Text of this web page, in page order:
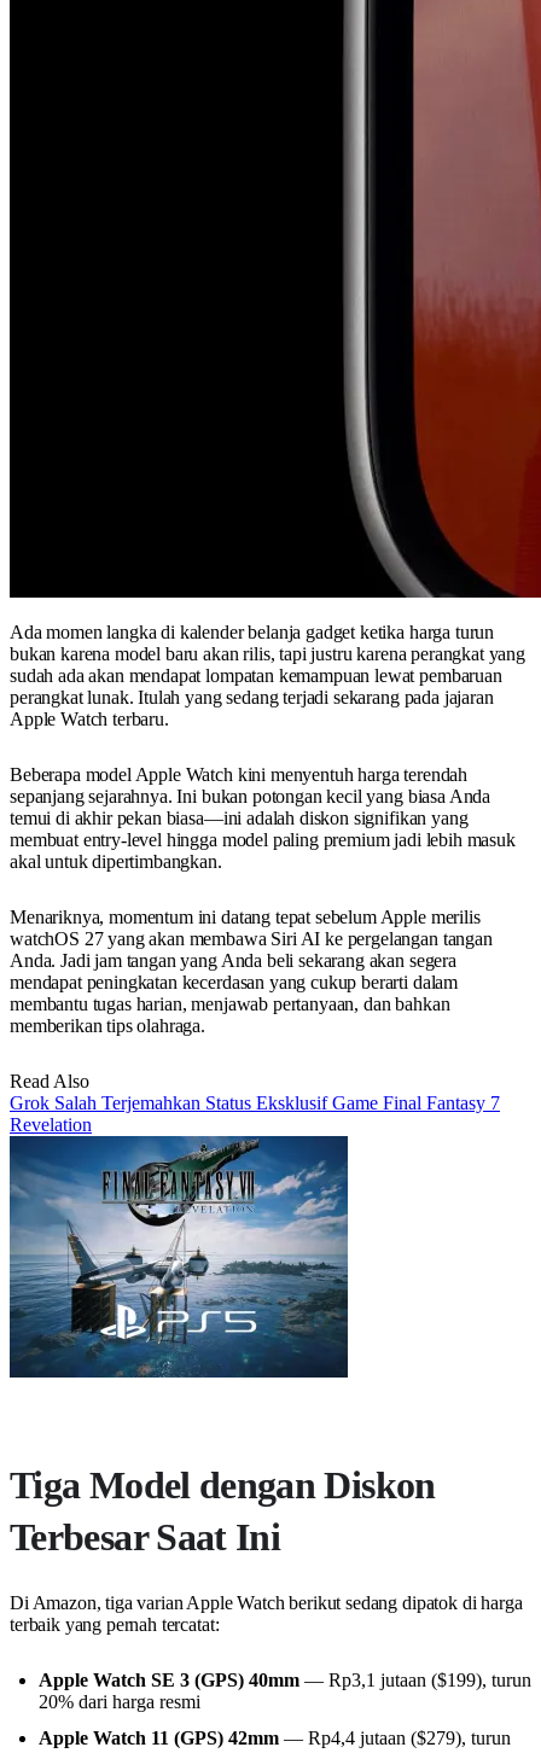
Ada momen langka di kalender belanja gadget ketika harga turun
bukan karena model baru akan rilis, tapi justru karena perangkat yang
sudah ada akan mendapat lompatan kemampuan lewat pembaruan
perangkat lunak. Itulah yang sedang terjadi sekarang pada jajaran
Apple Watch terbaru.
Beberapa model Apple Watch kini menyentuh harga terendah
sepanjang sejarahnya. Ini bukan potongan kecil yang biasa Anda
temui di akhir pekan biasa—ini adalah diskon signifikan yang
membuat entry-level hingga model paling premium jadi lebih masuk
akal untuk dipertimbangkan.
Menariknya, momentum ini datang tepat sebelum Apple merilis
watchOS 27 yang akan membawa Siri AI ke pergelangan tangan
Anda. Jadi jam tangan yang Anda beli sekarang akan segera
mendapat peningkatan kecerdasan yang cukup berarti dalam
membantu tugas harian, menjawab pertanyaan, dan bahkan
memberikan tips olahraga.
Read Also
Grok Salah Terjemahkan Status Eksklusif Game Final Fantasy 7
Revelation
Tiga Model dengan Diskon
Terbesar Saat Ini
Di Amazon, tiga varian Apple Watch berikut sedang dipatok di harga
terbaik yang pernah tercatat:
Apple Watch SE 3 (GPS) 40mm — Rp3,1 jutaan ($199), turun
20% dari harga resmi
Apple Watch 11 (GPS) 42mm — Rp4,4 jutaan ($279), turun